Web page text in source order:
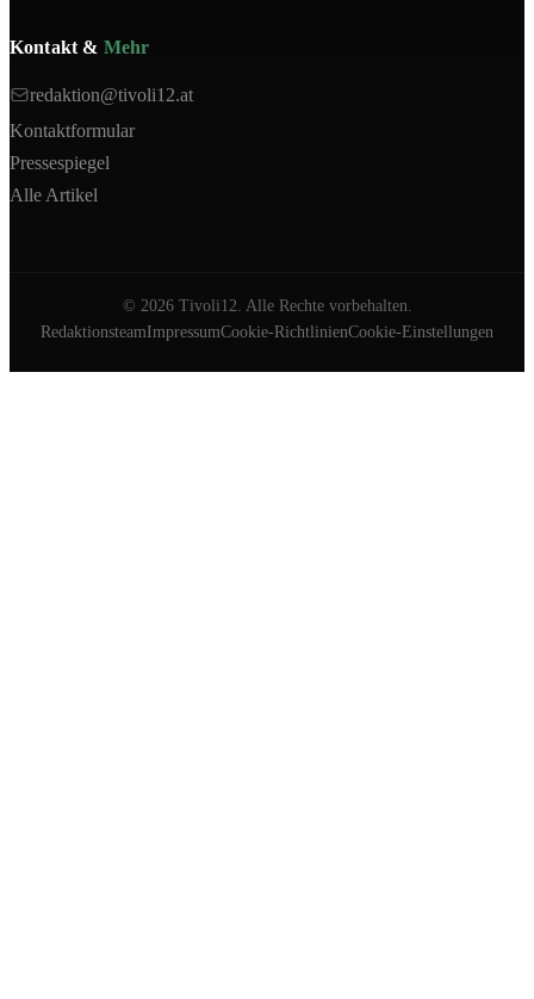
Kontakt & Mehr
redaktion@tivoli12.at
Kontaktformular
Pressespiegel
Alle Artikel
© 2026Tivoli12. Alle Rechte vorbehalten.
RedaktionsteamImpressumCookie-RichtlinienCookie-Einstellungen